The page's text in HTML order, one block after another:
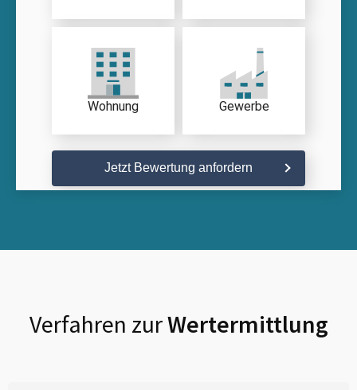
Wohnung Gewerbe
Jetzt Bewertung anfordern
Verfahren zurWertermittlung